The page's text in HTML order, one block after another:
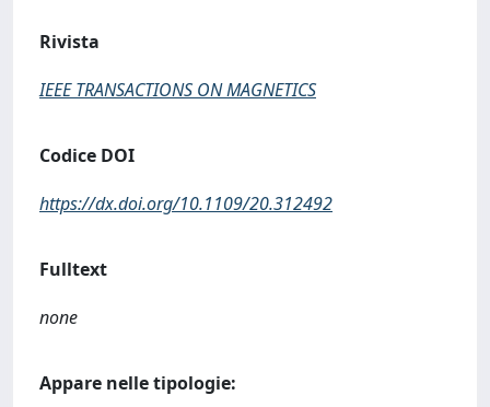
Rivista
IEEE TRANSACTIONS ON MAGNETICS
Codice DOI
https://dx.doi.org/10.1109/20.312492
Fulltext
none
Appare nelle tipologie: